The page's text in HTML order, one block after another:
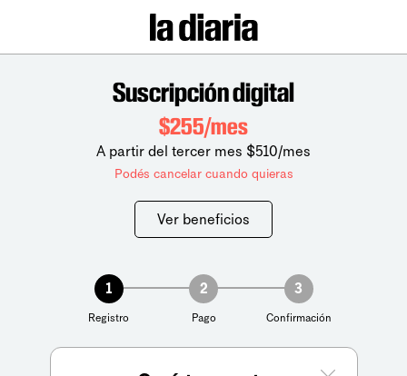
Suscripción digital
$255/mes
A partir del tercer mes $510/mes
Podés cancelar cuando quieras
Ver beneficios
1
Registro
2
Pago
3
Confirmación